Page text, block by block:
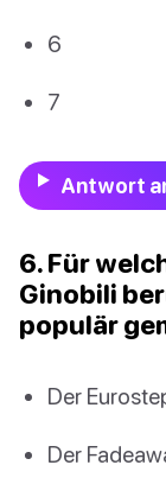
6
7
Antwort
6. Für
Ginobili
populär
Der
Der